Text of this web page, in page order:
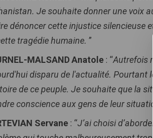
Je souhaite donner une voix
dénoncer cette injustice silencieuse
tragédie humaine. ”
MALSAND Anatole : “Autrefois
disparu de l'actualité. Pourtant
de ce peuple. Je souhaite que la
conscience aux gens de leur
Servane : “J’ai choisi